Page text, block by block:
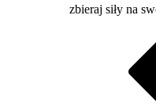
zbieraj siły na